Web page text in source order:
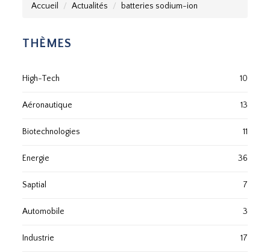
Accueil Actualités batteries sodium-ion
THÈMES
High-Tech 10
Aéronautique 13
Biotechnologies 11
Energie 36
Saptial 7
Automobile 3
Industrie 17